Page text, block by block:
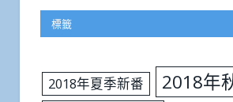
標籤
2018年夏季新番 2018年